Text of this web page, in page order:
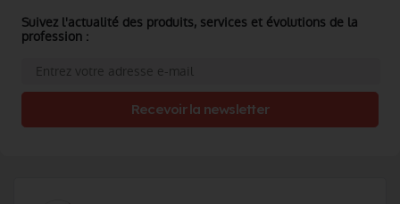
Suivez l'actualité des produits, services et évolutions de la
profession :
Recevoir la newsletter